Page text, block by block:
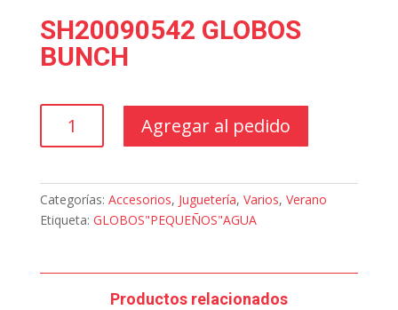
SH20090542 GLOBOS
BUNCH
GLOBOS
Agregar al pedido
Categorías: Accesorios, Juguetería, Varios, Verano
Etiqueta: GLOBOS"PEQUEÑOS"AGUA
Productos relacionados